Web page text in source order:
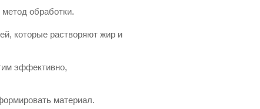
обработки.
которые растворяют жир и
эффективно,
материал.